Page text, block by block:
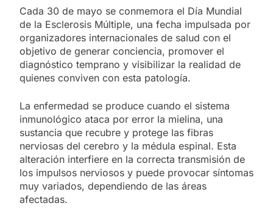
Cada 30 de mayo se conmemora el Día Mundial
de la Esclerosis Múltiple, una fecha impulsada por
organizadores internacionales de salud con el
objetivo de generar conciencia, promover el
diagnóstico temprano y visibilizar la realidad de
quienes conviven con esta patología.
La enfermedad se produce cuando el sistema
inmunológico ataca por error la mielina, una
sustancia que recubre y protege las fibras
nerviosas del cerebro y la médula espinal. Esta
alteración interfiere en la correcta transmisión de
los impulsos nerviosos y puede provocar síntomas
muy variados, dependiendo de las áreas
afectadas.